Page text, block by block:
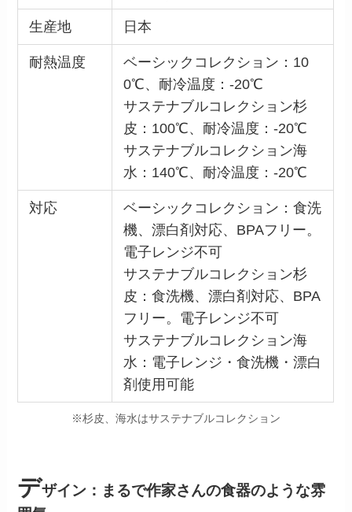
生産地 日本
耐熱温度
ベーシックコレクション：10
0℃、耐冷温度：-20℃
サステナブルコレクション杉
皮：100℃、耐冷温度：-20℃
サステナブルコレクション海
水：140℃、耐冷温度：-20℃
対応
ベーシックコレクション：食洗
機、漂白剤対応、BPAフリー。
電子レンジ不可
サステナブルコレクション杉
皮：食洗機、漂白剤対応、BPA
フリー。電子レンジ不可
サステナブルコレクション海
水：電子レンジ・食洗機・漂白
剤使用可能
※杉皮、海水はサステナブルコレクション
デザイン：まるで作家さんの食器のような雰